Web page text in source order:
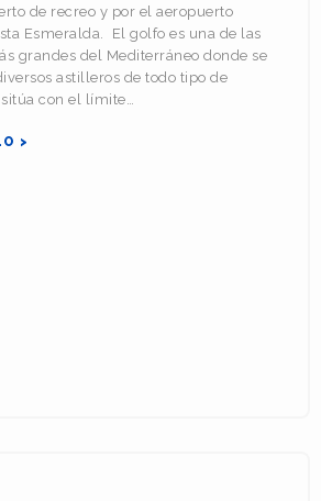
de recreo y por el aeropuerto
Esmeralda. El golfo es una de las
grandes del Mediterráneo donde se
astilleros de todo tipo de
con el límite…
>